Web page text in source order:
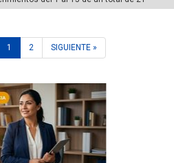
1 2 SIGUIENTE »